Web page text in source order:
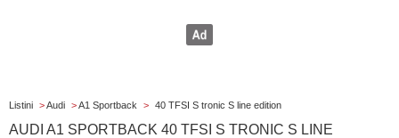
Listini >Audi >A1 Sportback > 40 TFSI S tronic S line edition
AUDI A1 SPORTBACK 40 TFSI S TRONIC S LINE